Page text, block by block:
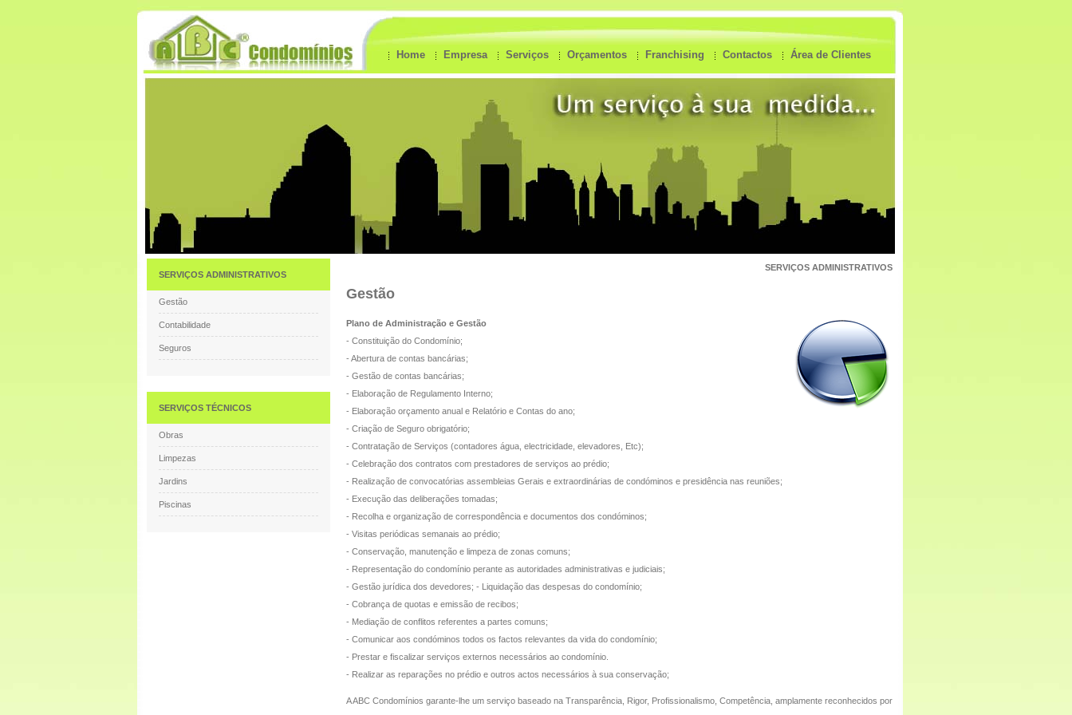
Home Empresa Serviços Orçamentos Franchising Contactos Área de Clientes
SERVIÇOS ADMINISTRATIVOS
Gestão
Contabilidade
Seguros
SERVIÇOS TÉCNICOS
Obras
Limpezas
Jardins
Piscinas
SERVIÇOS ADMINISTRATIVOS
Gestão
Plano de Administração e Gestão
- Constituição do Condomínio;
- Abertura de contas bancárias;
- Gestão de contas bancárias;
- Elaboração de Regulamento Interno;
- Elaboração orçamento anual e Relatório e Contas do ano;
- Criação de Seguro obrigatório;
- Contratação de Serviços (contadores água, electricidade, elevadores, Etc);
- Celebração dos contratos com prestadores de serviços ao prédio;
- Realização de convocatórias assembleias Gerais e extraordinárias de condóminos e presidência nas reuniões;
- Execução das deliberações tomadas;
- Recolha e organização de correspondência e documentos dos condóminos;
- Visitas periódicas semanais ao prédio;
- Conservação, manutenção e limpeza de zonas comuns;
- Representação do condomínio perante as autoridades administrativas e judiciais;
- Gestão jurídica dos devedores; - Liquidação das despesas do condomínio;
- Cobrança de quotas e emissão de recibos;
- Mediação de conflitos referentes a partes comuns;
- Comunicar aos condóminos todos os factos relevantes da vida do condomínio;
- Prestar e fiscalizar serviços externos necessários ao condomínio.
- Realizar as reparações no prédio e outros actos necessários à sua conservação;
A ABC Condomínios garante-lhe um serviço baseado na Transparência, Rigor, Profissionalismo, Competência, amplamente reconhecidos por